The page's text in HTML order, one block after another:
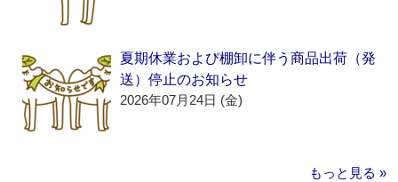
夏期休業および棚卸に伴う商品出荷（発
送）停止のお知らせ
2026年07月24日 (金)
もっと見る »